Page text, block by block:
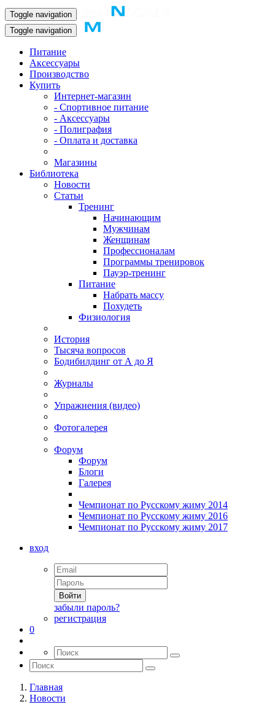
Toggle navigation
Toggle navigation
Питание
Аксессуары
Производство
Купить
Интернет-магазин
- Спортивное питание
- Аксессуары
- Полиграфия
- Оплата и доставка
Магазины
Библиотека
Новости
Статьи
Тренинг
Начинающим
Мужчинам
Женщинам
Профессионалам
Программы тренировок
Пауэр-тренинг
Питание
Набрать массу
Похудеть
Физиология
История
Тысяча вопросов
Бодибилдинг от А до Я
Журналы
Упражнения (видео)
Фотогалерея
Форум
Форум
Блоги
Галерея
Чемпионат по Русскому жиму 2014
Чемпионат по Русскому жиму 2016
Чемпионат по Русскому жиму 2017
вход
Войти
забыли пароль?
регистрация
0
Главная
Новости